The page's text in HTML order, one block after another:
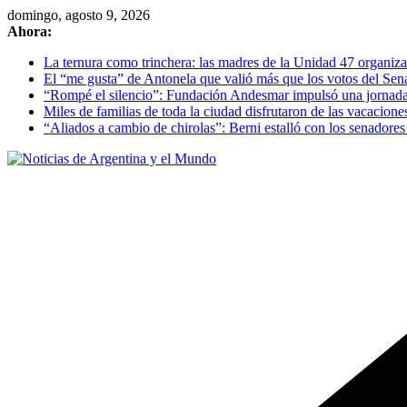
Skip
to
domingo, agosto 9, 2026
Ahora:
La ternura como trinchera: las madres de la Unidad 47
El “me gusta” de Antonela que valió más que los votos del
“Rompé el silencio”: Fundación Andesmar impulsó una
Miles de familias de toda la ciudad disfrutaron de las
“Aliados a cambio de chirolas”: Berni estalló con los